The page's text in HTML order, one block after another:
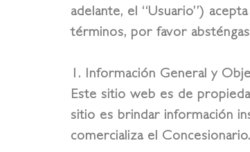
adelante, el “Usuario”)
términos, por favor
1. Información General y
Este sitio web es de
sitio es brindar información
comercializa el Concesionario.